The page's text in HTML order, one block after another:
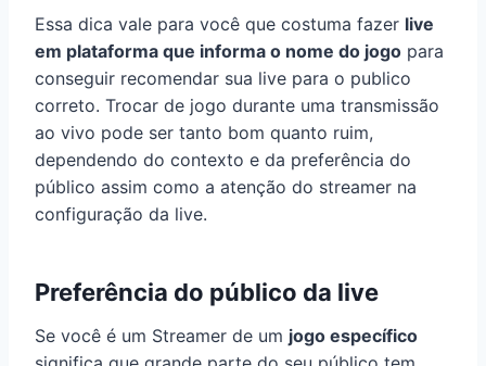
Essa dica vale para você que costuma fazer live
em plataforma que informa o nome do jogo para
conseguir recomendar sua live para o publico
correto. Trocar de jogo durante uma transmissão
ao vivo pode ser tanto bom quanto ruim,
dependendo do contexto e da preferência do
público assim como a atenção do streamer na
configuração da live.
Preferência do público da live
Se você é um Streamer de um jogo específico